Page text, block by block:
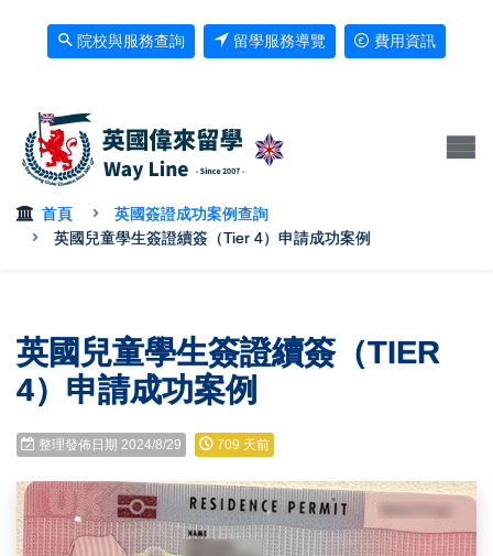
院校與服務查詢 留學服務導覽 費用資訊
首頁
英國簽證成功案例查詢
英國兒童學生簽證續簽（Tier 4）申請成功案例
英國兒童學生簽證續簽（TIER
4）申請成功案例
整理發佈日期 2024/8/29 709 天前